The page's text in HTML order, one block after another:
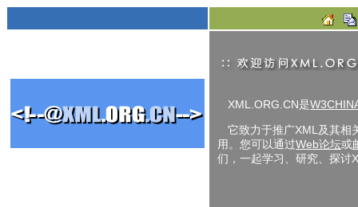
XML.ORG.CN是
它致力于推广XML及其相
用。您可以通过Web论坛或
们，一起学习、研究、探讨